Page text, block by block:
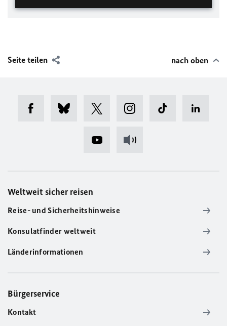
Seite teilen nach oben
Weltweit sicher reisen
Reise- und Sicherheitshinweise
Konsulatfinder weltweit
Länderinformationen
Bürgerservice
Kontakt